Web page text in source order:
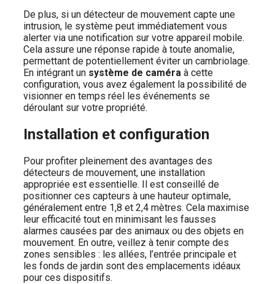
De plus, si un détecteur de mouvement capte une
intrusion, le système peut immédiatement vous
alerter via une notification sur votre appareil mobile.
Cela assure une réponse rapide à toute anomalie,
permettant de potentiellement éviter un cambriolage.
En intégrant un système de caméra à cette
configuration, vous avez également la possibilité de
visionner en temps réel les événements se
déroulant sur votre propriété.
Installation et configuration
Pour profiter pleinement des avantages des
détecteurs de mouvement, une installation
appropriée est essentielle. Il est conseillé de
positionner ces capteurs à une hauteur optimale,
généralement entre 1,8 et 2,4 mètres. Cela maximise
leur efficacité tout en minimisant les fausses
alarmes causées par des animaux ou des objets en
mouvement. En outre, veillez à tenir compte des
zones sensibles : les allées, l’entrée principale et
les fonds de jardin sont des emplacements idéaux
pour ces dispositifs.